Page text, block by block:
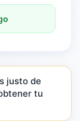
justo de
tu